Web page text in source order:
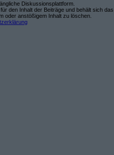
Diskussionsplattform.
den Inhalt der Beiträge und behält sich das
oder anstößigem Inhalt zu löschen.